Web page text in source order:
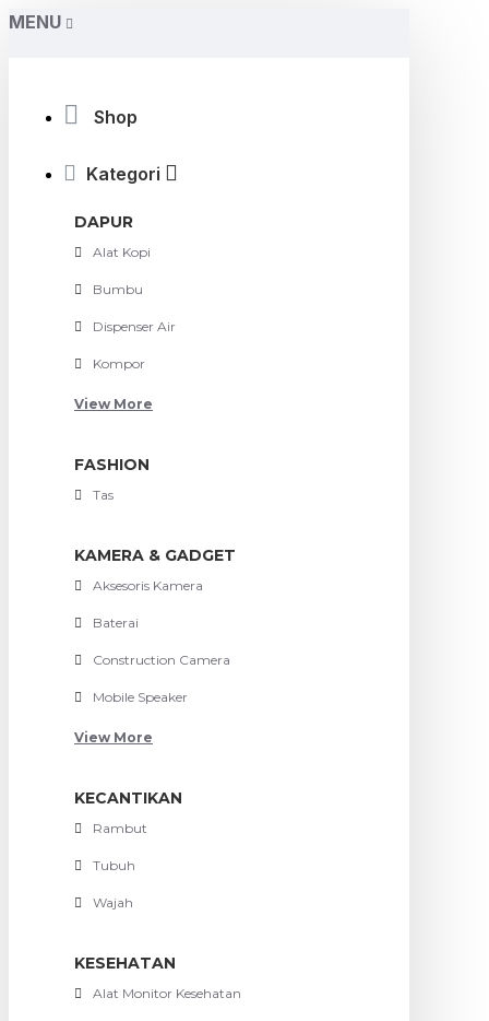
MENU
Shop
Kategori
DAPUR
Alat Kopi
Bumbu
Dispenser Air
Kompor
View More
FASHION
Tas
KAMERA & GADGET
Aksesoris Kamera
Baterai
Construction Camera
Mobile Speaker
View More
KECANTIKAN
Rambut
Tubuh
Wajah
KESEHATAN
Alat Monitor Kesehatan